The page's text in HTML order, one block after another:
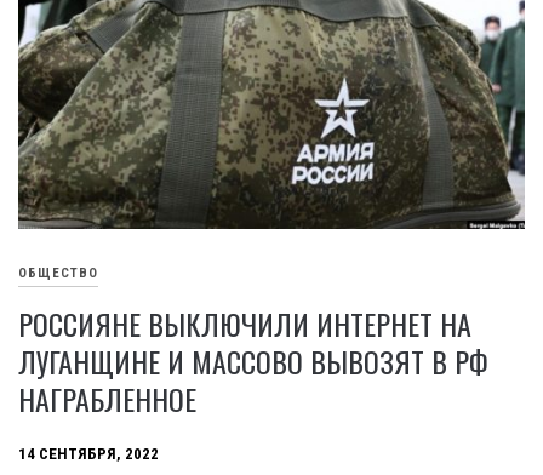
ОБЩЕСТВО
РОССИЯНЕ ВЫКЛЮЧИЛИ ИНТЕРНЕТ НА
ЛУГАНЩИНЕ И МАССОВО ВЫВОЗЯТ В РФ
НАГРАБЛЕННОЕ
14 СЕНТЯБРЯ, 2022